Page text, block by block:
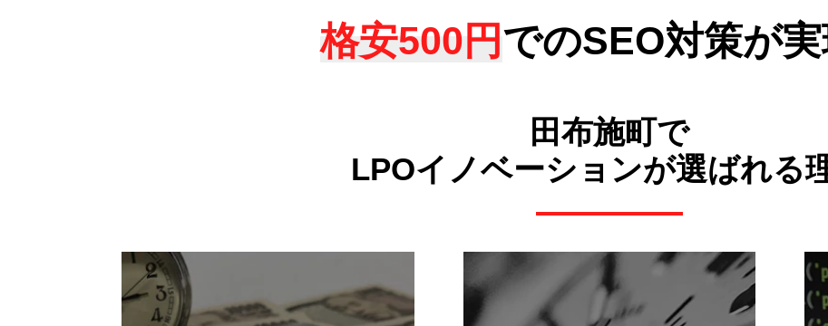
格安500円でのSEO対策が実
田布施町で
LPOイノベーションが選ばれる